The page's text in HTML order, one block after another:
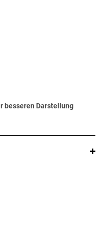
besseren Darstellung